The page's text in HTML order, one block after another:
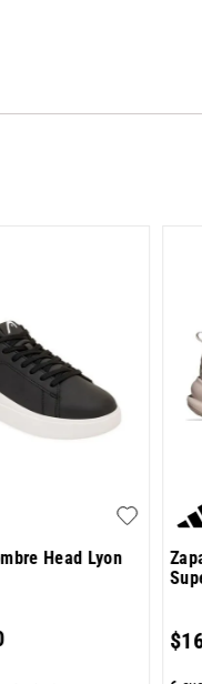
Head Lyon
$